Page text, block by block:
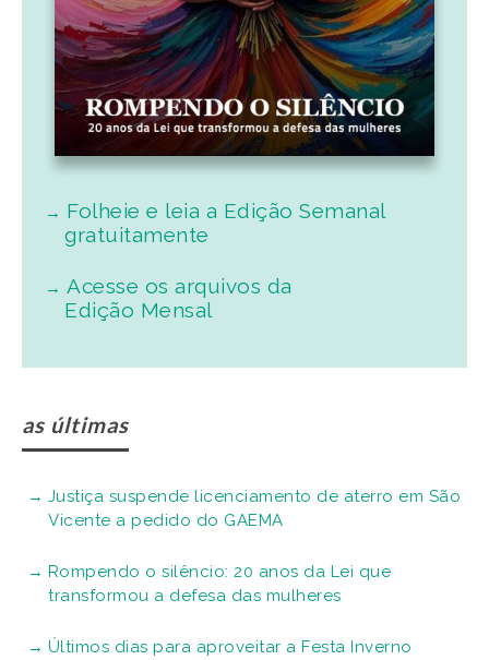
Folheie e leia a Edição Semanal
gratuitamente
Acesse os arquivos da
Edição Mensal
as últimas
Justiça suspende licenciamento de aterro em São
Vicente a pedido do GAEMA
Rompendo o silêncio: 20 anos da Lei que
transformou a defesa das mulheres
Últimos dias para aproveitar a Festa Inverno